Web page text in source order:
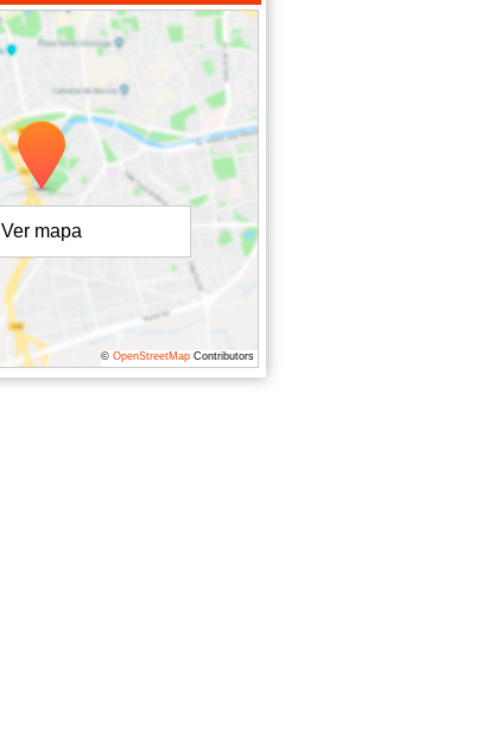
Ver mapa
© OpenStreetMap Contributors